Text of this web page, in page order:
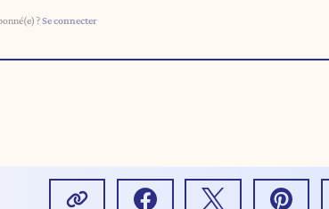
?Se connecter